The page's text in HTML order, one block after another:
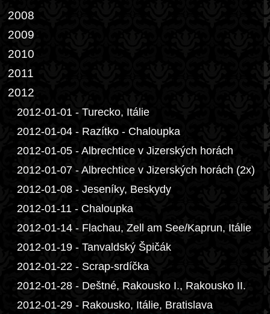
2008
2009
2010
2011
2012
2012-01-01 - Turecko, Itálie
2012-01-04 - Razítko - Chaloupka
2012-01-05 - Albrechtice v Jizerských horách
2012-01-07 - Albrechtice v Jizerských horách (2x)
2012-01-08 - Jeseníky, Beskydy
2012-01-11 - Chaloupka
2012-01-14 - Flachau, Zell am See/Kaprun, Itálie
2012-01-19 - Tanvaldský Špičák
2012-01-22 - Scrap-srdíčka
2012-01-28 - Deštné, Rakousko I., Rakousko II.
2012-01-29 - Rakousko, Itálie, Bratislava